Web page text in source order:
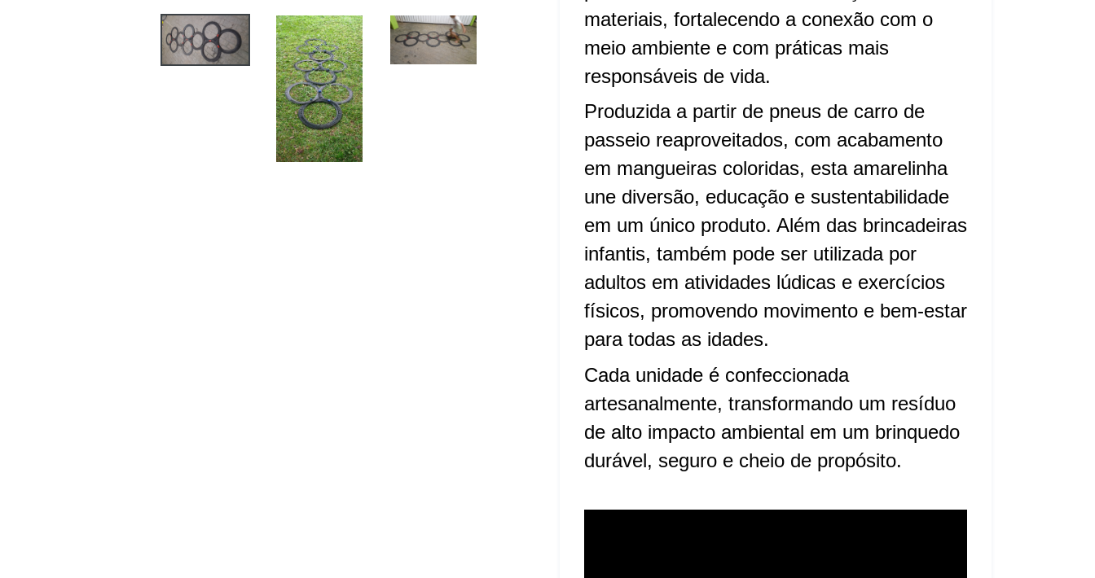
materiais, fortalecendo a conexão com o
meio ambiente e com práticas mais
responsáveis de vida.
Produzida a partir de pneus de carro de
passeio reaproveitados, com acabamento
em mangueiras coloridas, esta amarelinha
une diversão, educação e sustentabilidade
em um único produto. Além das brincadeiras
infantis, também pode ser utilizada por
adultos em atividades lúdicas e exercícios
físicos, promovendo movimento e bem-estar
para todas as idades.
Cada unidade é confeccionada
artesanalmente, transformando um resíduo
de alto impacto ambiental em um brinquedo
durável, seguro e cheio de propósito.